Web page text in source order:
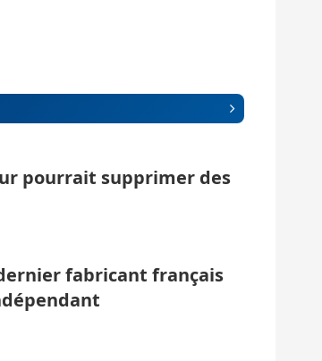
pourrait supprimer des
fabricant français